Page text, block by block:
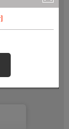
有料)のご契約が